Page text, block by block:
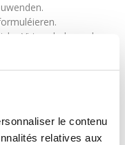
le contenu
relatives aux
Virtrag beherrschen
enger öffentlecher
Präsentatioun